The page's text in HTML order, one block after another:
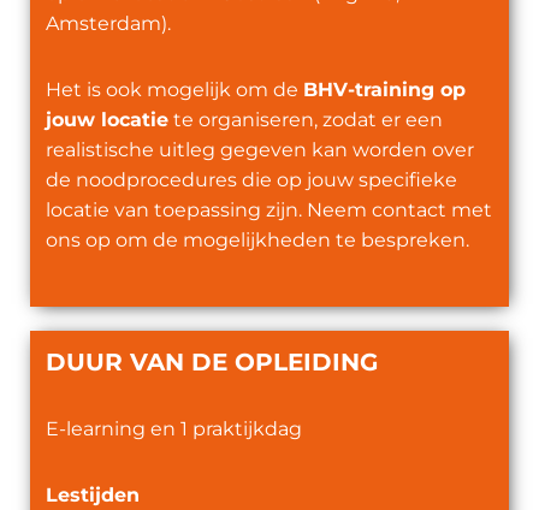
Amsterdam).
Het is ook mogelijk om de BHV-training op
jouw locatie te organiseren, zodat er een
realistische uitleg gegeven kan worden over
de noodprocedures die op jouw specifieke
locatie van toepassing zijn. Neem contact met
ons op om de mogelijkheden te bespreken.
DUUR VAN DE OPLEIDING
E-learning en 1 praktijkdag
​Lestijden